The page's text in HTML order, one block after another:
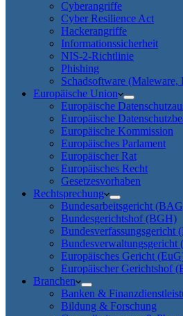
Cyberangriffe
Cyber Resilience Act
Hackerangriffe
Informationssicherheit
NIS-2-Richtlinie
Phishing
Schadsoftware
Europäische Union
Europäische
Europäische
Europäische Kommission
Europäisches Parlament
Europäischer Rat
Europäisches Recht
Gesetzesvorhaben
Rechtsprechung
Bundesarbeitsgericht
Bundesgerichtshof (BGH)
Bundesverfassungsgericht
Bundesverwaltungsgericht
Europäisches Gericht
Europäischer Gerichtshof
Branchen
Banken &
Bildung & Forschung